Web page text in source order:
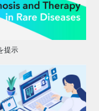
提示